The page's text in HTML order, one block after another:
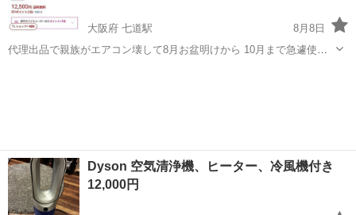
大阪府 七道駅
8月8日
代理出品で親族がエアコン壊して8月お盆明けから 10月まで急遽使用
Dyson 空気清浄機、ヒーター、冷風機付き
12,000円